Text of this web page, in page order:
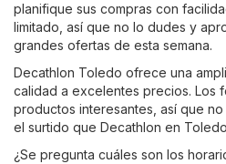
planifique sus compras con
limitado, así que no lo dudes y
grandes ofertas de esta semana.
Decathlon Toledo ofrece una
calidad a excelentes precios. Los
productos interesantes, así que
el surtido que Decathlon en
¿Se pregunta cuáles son los